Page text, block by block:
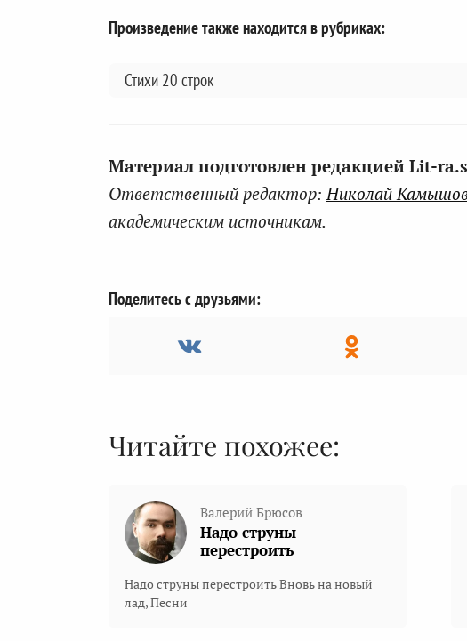
Произведение также находится в рубриках:
Стихи 20 строк
Материал подготовлен редакцией Lit-
Ответственный редактор:Николай
академическим источникам.
Поделитесь с друзьями:
Читайте похожее:
Валерий Брюсов
Надо струны
перестроить
Надо струны перестроить Вновь на новый
лад, Песни